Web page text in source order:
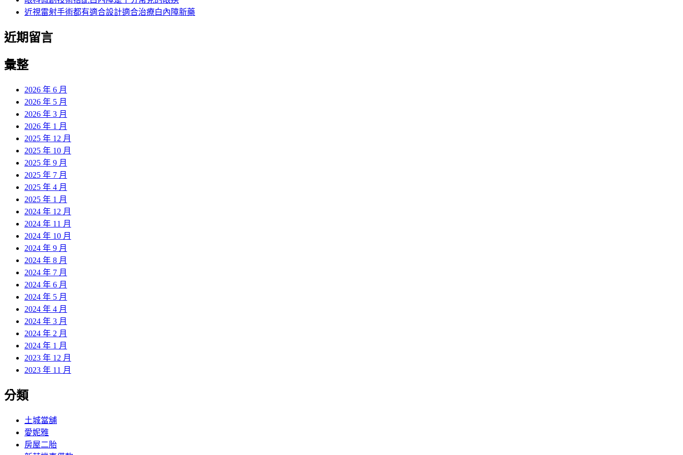
近視雷射手術都有適合設計適合治療白內障新藥
近期留言
彙整
2026 年 6 月
2026 年 5 月
2026 年 3 月
2026 年 1 月
2025 年 12 月
2025 年 10 月
2025 年 9 月
2025 年 7 月
2025 年 4 月
2025 年 1 月
2024 年 12 月
2024 年 11 月
2024 年 10 月
2024 年 9 月
2024 年 8 月
2024 年 7 月
2024 年 6 月
2024 年 5 月
2024 年 4 月
2024 年 3 月
2024 年 2 月
2024 年 1 月
2023 年 12 月
2023 年 11 月
分類
土城當舖
愛妮雅
房屋二胎